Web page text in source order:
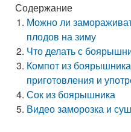
Содержание
Можно ли
плодов на зиму
Что делать с
Компот из
приготовления и
Сок из боярышника
Видео заморозка и